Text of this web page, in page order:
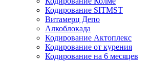
Кодирование SITMST
Витамерц Депо
Алкоблокада
Кодирование Актоплекс
Кодирование от курения
Кодирование на 6 месяцев